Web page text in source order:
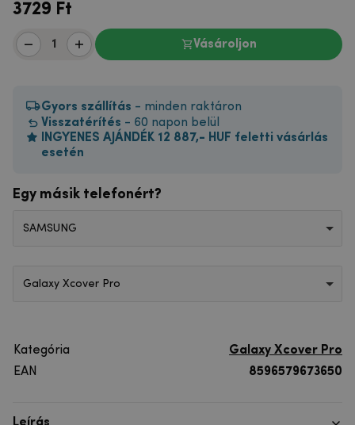
3729 Ft
Vásároljon
Gyors szállítás - minden raktáron
Visszatérítés - 60 napon belül
INGYENES AJÁNDÉK 12 887,- HUF feletti vásárlás
esetén
Egy másik telefonért?
SAMSUNG
Galaxy Xcover Pro
Kategória
Galaxy Xcover Pro
EAN
8596579673650